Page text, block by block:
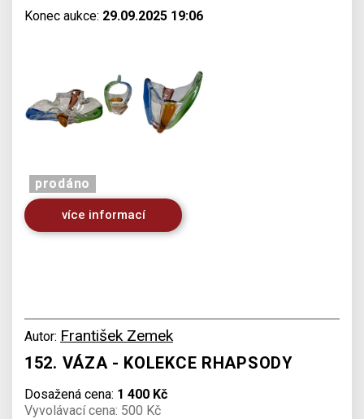
Konec aukce: 29.09.2025 19:06
prodáno
více informací
Autor: František Zemek
152. VÁZA - KOLEKCE RHAPSODY
Dosažená cena: 1 400 Kč
Vyvolávací cena: 500 Kč